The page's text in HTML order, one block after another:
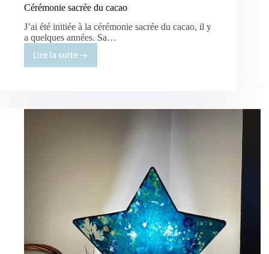
Cérémonie sacrée du cacao
J’ai été initiée à la cérémonie sacrée du cacao, il y
a quelques années. Sa…
Lire la suiteCérémonie